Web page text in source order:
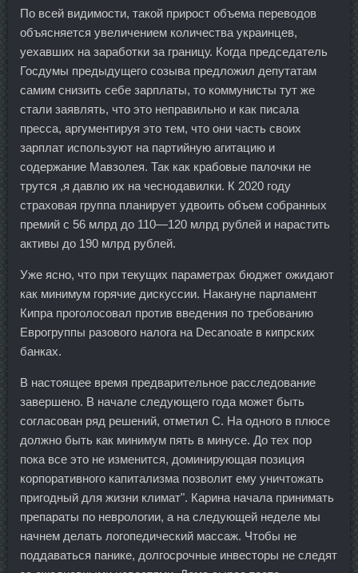
По всей видимости, такой прирост объема переводов
объясняется увеличением количества украинцев,
уехавших на заработки за границу. Когда председатель
Госдумы предыдущего созыва предложил депутатам
самим снизить себе зарплаты, то коммунисты тут же
стали заявлять, что это неправильно и как писала
пресса, аргументируя это тем, что они часть своих
зарплат используют на партийную агитацию и
содержание Мавзолея. Так как крабовые палочки не
трутся ,я давлю их на чеснодавилки. К 2020 году
страховая группа планирует удвоить объем собранных
премий с 56 млрд до 110—120 млрд рублей и нарастить
активы до 190 млрд рублей.
Уже ясно, что при текущих параметрах бюджет ожидают
как минимум горячие дискуссии. Накануне парламент
Кипра проголосовал против введения по требованию
Еврогруппы разового налога на Decanoate в кипрских
банках.
В настоящее время предварительное расследование
завершено. В начале следующего года может быть
согласован ряд решений, отметил С. На одного в плюсе
должно быть как минимум пять в минусе. До тех пор
пока все это не изменится, доминирующая позиция
корпоративного капитализма позволит ему уничтожать
пригодный для жизни климат". Карина начала принимать
препараты по неврологии, а на следующей неделе мы
начнем делать логопедический массаж. Чтобы не
поддаваться панике, долгосрочные инвесторы не следят